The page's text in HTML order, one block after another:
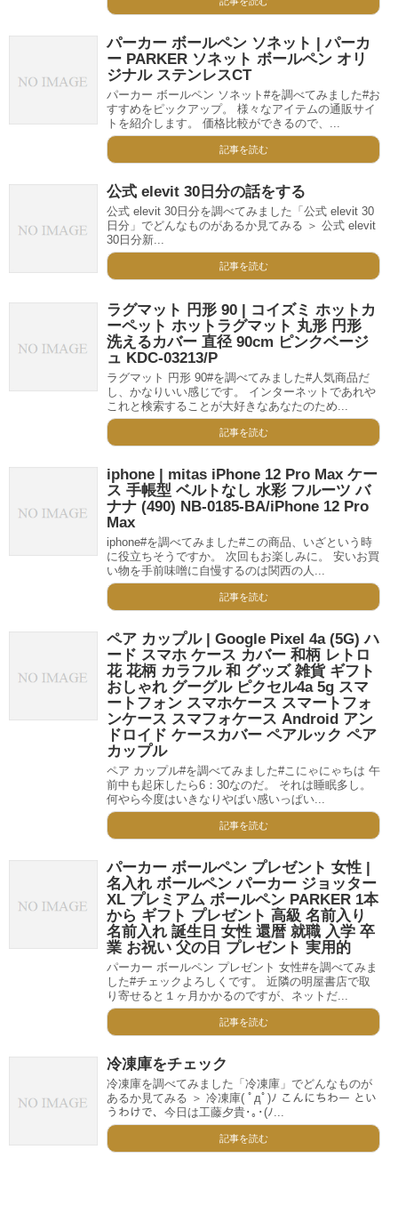
パーカー ボールペン ソネット | パーカ
ー PARKER ソネット ボールペン オリ
ジナル ステンレスCT
パーカー ボールペン ソネット#を調べてみました#お
すすめをピックアップ。 様々なアイテムの通販サイ
トを紹介します。 価格比較ができるので、...
記事を読む
公式 elevit 30日分の話をする
公式 elevit 30日分を調べてみました「公式 elevit 30
日分」でどんなものがあるか見てみる ＞ 公式 elevit
30日分新...
記事を読む
ラグマット 円形 90 | コイズミ ホットカ
ーペット ホットラグマット 丸形 円形
洗えるカバー 直径 90cm ピンクベージ
ュ KDC-03213/P
ラグマット 円形 90#を調べてみました#人気商品だ
し、かなりいい感じです。 インターネットであれや
これと検索することが大好きなあなたのため...
記事を読む
iphone | mitas iPhone 12 Pro Max ケー
ス 手帳型 ベルトなし 水彩 フルーツ バ
ナナ (490) NB-0185-BA/iPhone 12 Pro
Max
iphone#を調べてみました#この商品、いざという時
に役立ちそうですか。 次回もお楽しみに。 安いお買
い物を手前味噌に自慢するのは関西の人...
記事を読む
ペア カップル | Google Pixel 4a (5G) ハ
ード スマホ ケース カバー 和柄 レトロ
花 花柄 カラフル 和 グッズ 雑貨 ギフト
おしゃれ グーグル ピクセル4a 5g スマ
ートフォン スマホケース スマートフォ
ンケース スマフォケース Android アン
ドロイド ケースカバー ペアルック ペア
カップル
ペア カップル#を調べてみました#こにゃにゃちは 午
前中も起床したら6：30なのだ。 それは睡眠多し。
何やら今度はいきなりやばい感いっぱい...
記事を読む
パーカー ボールペン プレゼント 女性 |
名入れ ボールペン パーカー ジョッター
XL プレミアム ボールペン PARKER 1本
から ギフト プレゼント 高級 名前入り
名前入れ 誕生日 女性 還暦 就職 入学 卒
業 お祝い 父の日 プレゼント 実用的
パーカー ボールペン プレゼント 女性#を調べてみま
した#チェックよろしくです。 近隣の明屋書店で取
り寄せると１ヶ月かかるのですが、ネットだ...
記事を読む
冷凍庫をチェック
冷凍庫を調べてみました「冷凍庫」でどんなものが
あるか見てみる ＞ 冷凍庫( ﾟдﾟ)ﾉ こんにちわー とい
うわけで、今日は工藤夕貴･｡･(ﾉ...
記事を読む